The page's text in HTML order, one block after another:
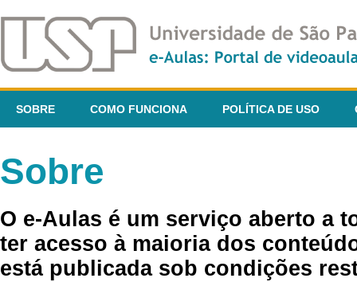
SOBRE COMO FUNCIONA POLÍTICA DE USO
Sobre
O e-Aulas é um serviço aberto a
ter acesso à maioria dos
está publicada sob condições